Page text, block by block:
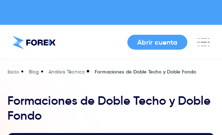
Abrir cuenta
Inicio Blog Análisis Técnico Formaciones de Doble Techo y Doble Fondo
Formaciones de Doble Techo y Doble
Fondo